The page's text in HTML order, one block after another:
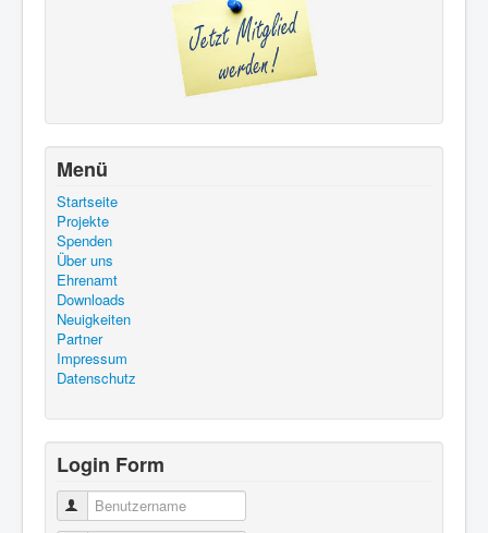
Menü
Startseite
Projekte
Spenden
Über uns
Ehrenamt
Downloads
Neuigkeiten
Partner
Impressum
Datenschutz
Login Form
Benutzername